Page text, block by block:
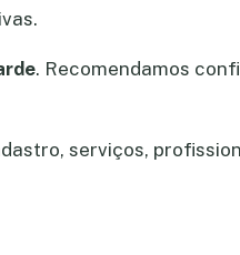
. Recomendamos
serviços,